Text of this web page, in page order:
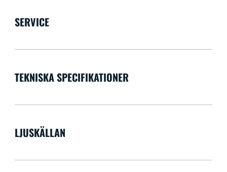
SERVICE
TEKNISKA SPECIFIKATIONER
LJUSKÄLLAN